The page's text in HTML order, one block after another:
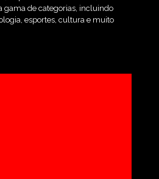
de categorias, incluindo
esportes, cultura e muito